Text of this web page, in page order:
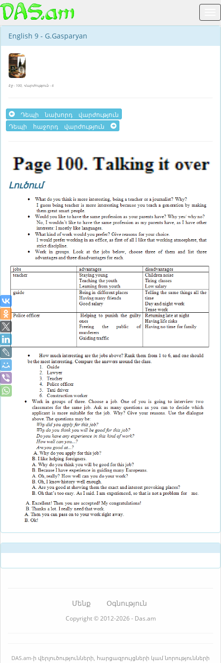
English 9 - G.Gasparyan
Էջ - 100, Վարժություն - 6
Դեպի նախորդ վարժություն
Դեպի հաջորդ վարժություն
Լուծում
Մենք Օգնություն
Copyright © 2012-2026 - Das.am
DAS.am-ի վերլուծությունների, հարցազրույցների կամ նորությունների